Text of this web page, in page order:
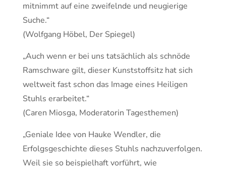
mitnimmt auf eine zweifelnde und neugierige
Suche.“
(Wolfgang Höbel, Der Spiegel)
„Auch wenn er bei uns tatsächlich als schnöde
Ramschware gilt, dieser Kunststoffsitz hat sich
weltweit fast schon das Image eines Heiligen
Stuhls erarbeitet.“
(Caren Miosga, Moderatorin Tagesthemen)
„Geniale Idee von Hauke Wendler, die
Erfolgsgeschichte dieses Stuhls nachzuverfolgen.
Weil sie so beispielhaft vorführt, wie